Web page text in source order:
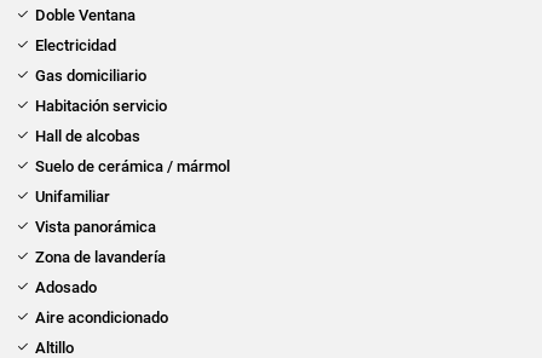
Doble Ventana
Electricidad
Gas domiciliario
Habitación servicio
Hall de alcobas
Suelo de cerámica / mármol
Unifamiliar
Vista panorámica
Zona de lavandería
Adosado
Aire acondicionado
Altillo